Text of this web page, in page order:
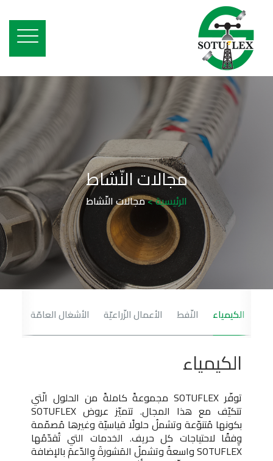
مجالات النّشاط
الرئيسية >مجالات النّشاط
الكيمياء النّفط الأعمال الزّراعيّة الأشغال العامّة
Prev Next
الكيمياء
توفّر SOTUFLEX مجموعةً كاملةً من الحلول الّتي
تتكيّف مع هذا المجال. تتميّز عروض SOTUFLEX
بكونها مُتنوّعة وتشملُ حلولًا قياسيّة وغيرها مُصمّمة
وِفقًا لاحتياجات كل حريف. الخدمات التي تُقدّمُها
SOTUFLEX واسعةٌ وتشملُ المَشورةَ والدّعمَ بالإضافة